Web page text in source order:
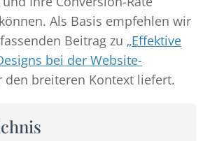
Als Basis empfehlen wir
Beitrag zu „Effektive
bei der Website-
den breiteren Kontext liefert.